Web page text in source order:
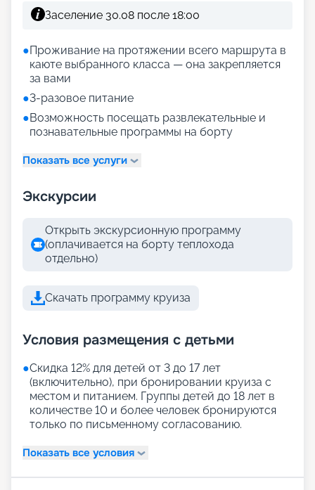
Заселение 30.08 после 18:00
●Проживание на протяжении всего маршрута в
каюте выбранного класса — она закрепляется
за вами
●3-разовое питание
●Возможность посещать развлекательные и
познавательные программы на борту
Показать все услуги
Экскурсии
Открыть экскурсионную программу
(оплачивается на борту теплохода
отдельно)
Скачать программу круиза
Условия размещения с детьми
●Скидка 12% для детей от 3 до 17 лет
(включительно), при бронировании круиза с
местом и питанием. Группы детей до 18 лет в
количестве 10 и более человек бронируются
только по письменному согласованию.
Показать все условия